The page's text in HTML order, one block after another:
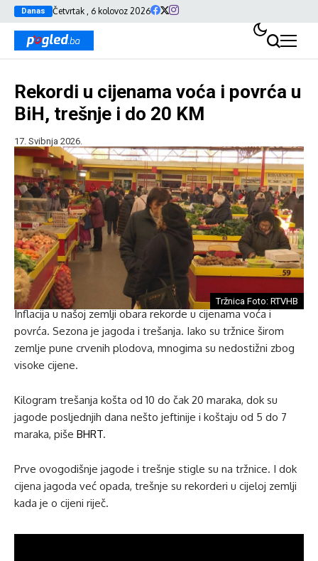
Danas Četvrtak , 6 kolovoz 2026
Rekordi u cijenama voća i povrća u
BiH, trešnje i do 20 KM
17. Svibnja 2026.
Tržnica Foto: RTVHB
Inflacija u našoj zemlji obara rekorde u cijenama voća i
povrća. Sezona je jagoda i trešanja. Iako su tržnice širom
zemlje pune crvenih plodova, mnogima su nedostižni zbog
visoke cijene.
Kilogram trešanja košta od 10 do čak 20 maraka, dok su
jagode posljednjih dana nešto jeftinije i koštaju od 5 do 7
maraka, piše BHRT.
Prve ovogodišnje jagode i trešnje stigle su na tržnice. I dok
cijena jagoda već opada, trešnje su rekorderi u cijeloj zemlji
kada je o cijeni riječ.